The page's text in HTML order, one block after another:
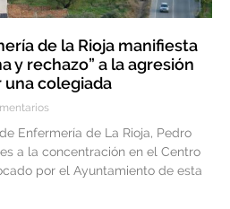
de la Rioja manifiesta
y rechazo” a la agresión
una colegiada
Enfermería de La Rioja, Pedro
a la concentración en el Centro
por el Ayuntamiento de esta